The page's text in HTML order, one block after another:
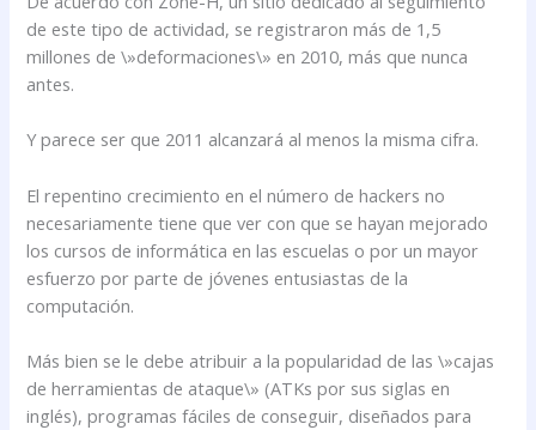
de este tipo de actividad, se registraron más de 1,5
millones de \»deformaciones\» en 2010, más que nunca
antes.
Y parece ser que 2011 alcanzará al menos la misma cifra.
El repentino crecimiento en el número de hackers no
necesariamente tiene que ver con que se hayan mejorado
los cursos de informática en las escuelas o por un mayor
esfuerzo por parte de jóvenes entusiastas de la
computación.
Más bien se le debe atribuir a la popularidad de las \»cajas
de herramientas de ataque\» (ATKs por sus siglas en
inglés), programas fáciles de conseguir, diseñados para